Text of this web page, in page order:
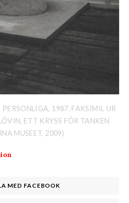
1987. FAKSIMIL UR
ETT KRYSS FÖR TANKEN
MUSEET, 2009)
MED FACEBOOK